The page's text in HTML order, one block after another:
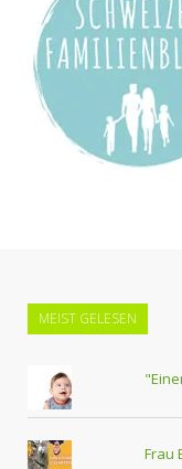
MEIST GELESEN
Frau